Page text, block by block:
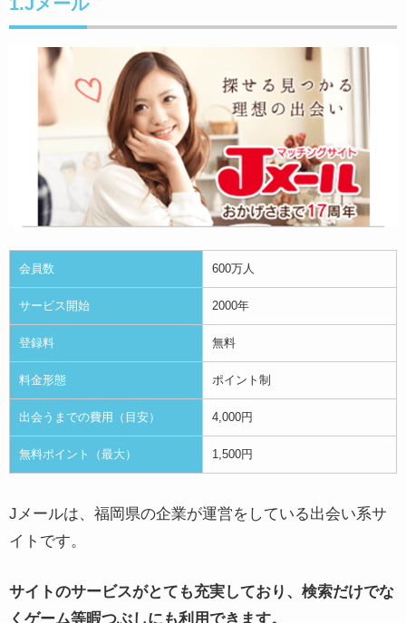
会員数 600万人
サービス開始 2000年
登録料 無料
料金形態 ポイント制
出会うまでの費用（目安） 4,000円
無料ポイント（最大） 1,500円
Jメールは、福岡県の企業が運営をしている出会い系サ
イトです。
サイトのサービスがとても充実しており、検索だけでな
くゲーム等暇つぶしにも利用できます。